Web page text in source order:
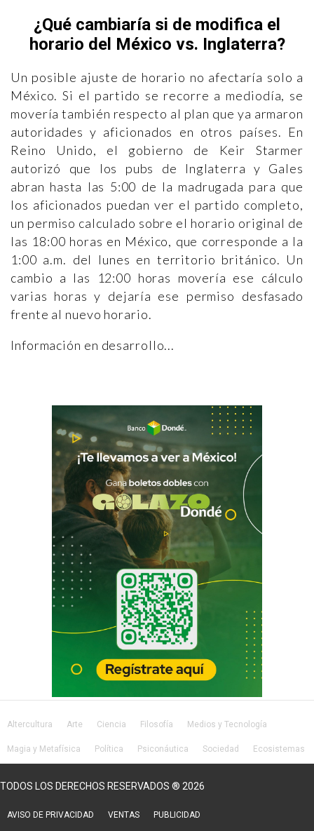
¿Qué cambiaría si de modifica el
horario del México vs. Inglaterra?
Un posible ajuste de horario no afectaría solo a
México. Si el partido se recorre a mediodía, se
movería también respecto al plan que ya armaron
autoridades y aficionados en otros países. En
Reino Unido, el gobierno de Keir Starmer
autorizó que los pubs de Inglaterra y Gales
abran hasta las 5:00 de la madrugada para que
los aficionados puedan ver el partido completo,
un permiso calculado sobre el horario original de
las 18:00 horas en México, que corresponde a la
1:00 a.m. del lunes en territorio británico. Un
cambio a las 12:00 horas movería ese cálculo
varias horas y dejaría ese permiso desfasado
frente al nuevo horario.
Información en desarrollo...
Altercultura Arte Ciencia Filosofía Medios y Tecnología
Magia y Metafísica Política Psiconáutica Sociedad Ecosistemas
TODOS LOS DERECHOS RESERVADOS ® 2026
AVISO DE PRIVACIDAD VENTAS PUBLICIDAD